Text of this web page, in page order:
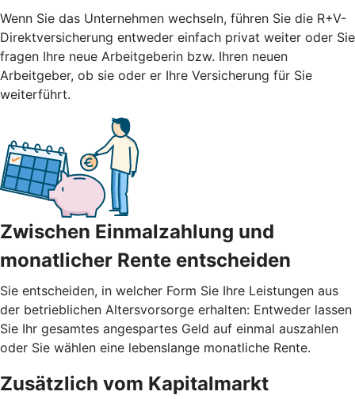
Wenn Sie das Unternehmen wechseln, führen Sie die R+V-
Direktversicherung entweder einfach privat weiter oder Sie
fragen Ihre neue Arbeitgeberin bzw. Ihren neuen
Arbeitgeber, ob sie oder er Ihre Versicherung für Sie
weiterführt.
Zwischen Einmalzahlung und
monatlicher Rente entscheiden
Sie entscheiden, in welcher Form Sie Ihre Leistungen aus
der betrieblichen Altersvorsorge erhalten: Entweder lassen
Sie Ihr gesamtes angespartes Geld auf einmal auszahlen
oder Sie wählen eine lebenslange monatliche Rente.
Zusätzlich vom Kapitalmarkt